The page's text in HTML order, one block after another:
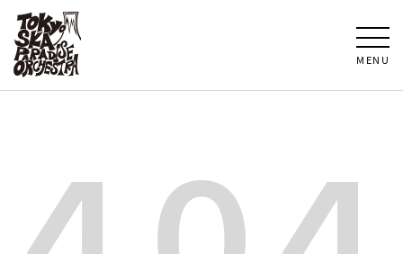
MENU